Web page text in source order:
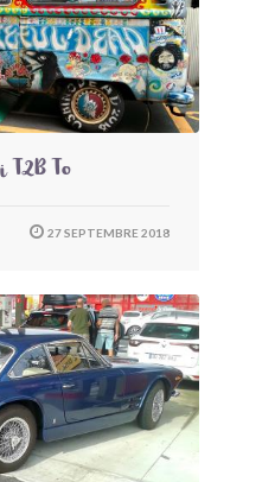
T2B To
27 SEPTEMBRE 2018